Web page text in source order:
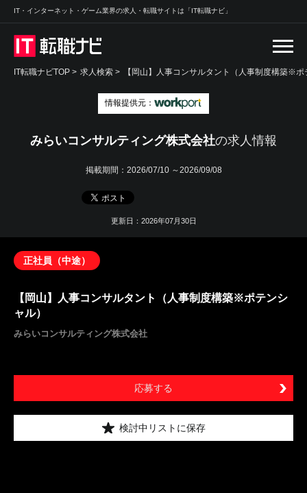
IT・インターネット・ゲーム業界の求人・転職サイトは「IT転職ナビ」
IT転職ナビTOP > 求人検索 > 【岡山】人事コンサルタント（人事制度構築※
情報提供元：
みらいコンサルティング株式会社の求人情報
掲載期間： 2026/07/10 ～2026/09/08
更新日：2026年07月30日
正社員（中途）
【岡山】人事コンサルタント（人事制度構築※ポテンシ
ャル）
みらいコンサルティング株式会社
応募する
検討中リストに保存